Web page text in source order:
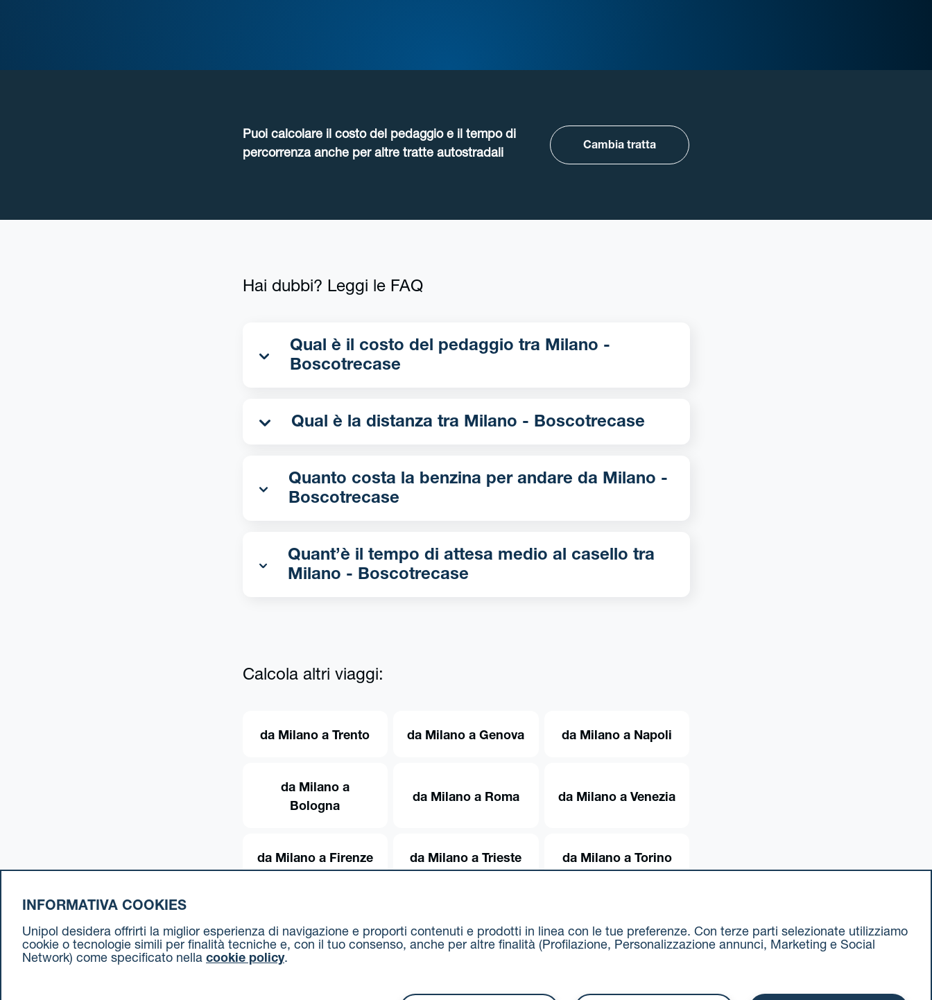
Puoi calcolare il costo del pedaggio e il tempo di
percorrenza anche per altre tratte autostradali
Cambia tratta
Hai dubbi? Leggi le FAQ
Qual è il costo del pedaggio tra Milano -
Boscotrecase
Qual è la distanza tra Milano - Boscotrecase
Quanto costa la benzina per andare da Milano -
Boscotrecase
Quant’è il tempo di attesa medio al casello tra
Milano - Boscotrecase
Calcola altri viaggi:
da Milano a Trento da Milano a Genova da Milano a Napoli
da Milano a
Bologna
da Milano a Roma da Milano a Venezia
da Milano a Firenze da Milano a Trieste da Milano a Torino
INFORMATIVA COOKIES
Unipol desidera offrirti la miglior esperienza di navigazione e proporti contenuti e prodotti in linea con le tue preferenze. Con terze parti selezionate utilizziamo
cookie o tecnologie simili per finalità tecniche e, con il tuo consenso, anche per altre finalità (Profilazione, Personalizzazione annunci, Marketing e Social
Network) come specificato nella cookie policy.